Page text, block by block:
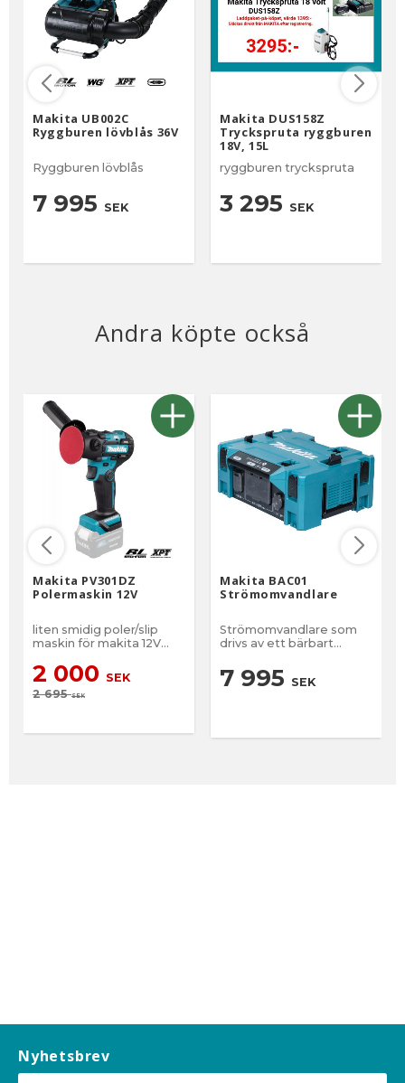
Makita UB002C
Ryggburen lövblås 36V
Ryggburen lövblås
7 995 SEK
Makita DUS158Z
Tryckspruta ryggburen
18V, 15L
ryggburen tryckspruta
3 295 SEK
Andra köpte också
Makita PV301DZ
Polermaskin 12V
liten smidig poler/slip
maskin för makita 12V
2 000 SEK
2 695SEK
Makita BAC01
Strömomvandlare
Strömomvandlare som
drivs av ett bärbart
7 995 SEK
Nyhetsbrev